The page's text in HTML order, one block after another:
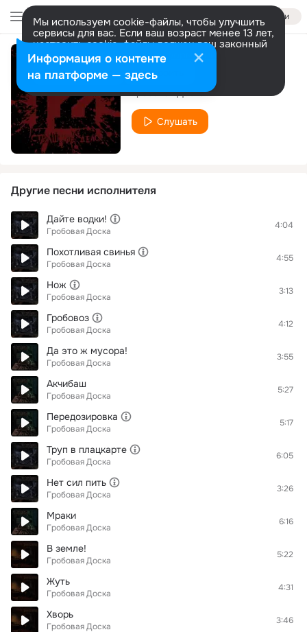
Войти
Мы используем cookie-файлы, чтобы улучшить
сервисы для вас. Если ваш возраст менее 13 лет,
настроить cookie-файлы должен ваш законный
представитель. Больше информации
Разрешить все Настроить
Х.Т.П.
Гробовая Доска
Слушать
Другие песни исполнителя
Дайте водки!
Гробовая Доска
4:04
Похотливая свинья
Гробовая Доска
4:55
Нож
Гробовая Доска
3:13
Гробовоз
Гробовая Доска
4:12
Да это ж мусора!
Гробовая Доска
3:55
Акчибаш
Гробовая Доска
5:27
Передозировка
Гробовая Доска
5:17
Труп в плацкарте
Гробовая Доска
6:05
Нет сил пить
Гробовая Доска
3:26
Мраки
Гробовая Доска
6:16
В земле!
Гробовая Доска
5:22
Жуть
Гробовая Доска
4:31
Хворь
Гробовая Доска
3:46
Информация о контенте
на платформе — здесь